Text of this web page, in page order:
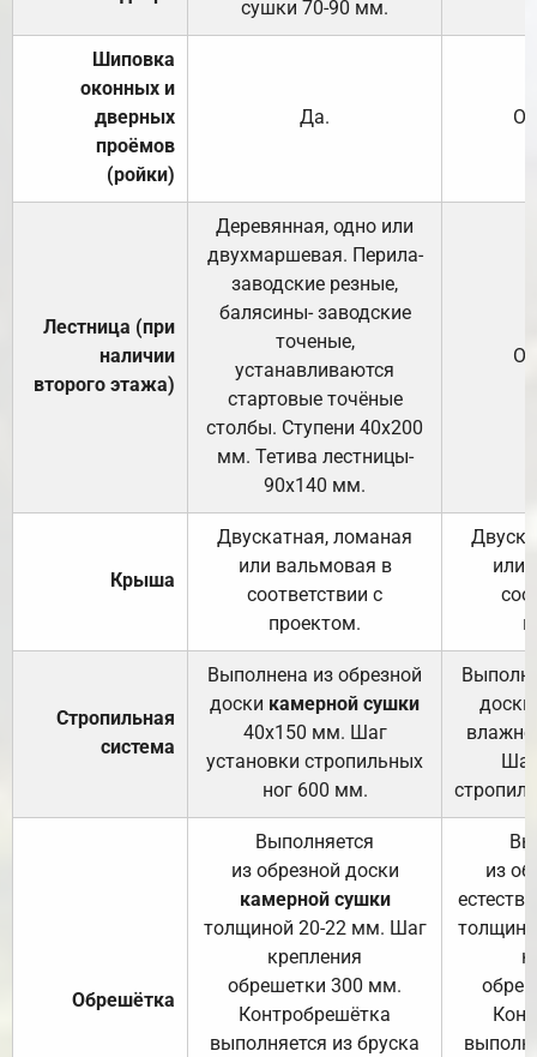
сушки 70-90 мм.
Шиповка
оконных и
дверных
проёмов
(ройки)
Да.
Лестница (при
наличии
второго этажа)
Деревянная, одно или
двухмаршевая. Перила-
заводские резные,
балясины- заводские
точеные,
устанавливаются
стартовые точёные
столбы. Ступени 40х200
мм. Тетива лестницы-
90х140 мм.
Крыша
Двускатная, ломаная
или вальмовая в
соответствии с
проектом.
или
Стропильная
система
Выполнена из обрезной
доски камерной сушки
40х150 мм. Шаг
установки стропильных
ног 600 мм.
доски
Обрешётка
Выполняется
из обрезной доски
камерной сушки
толщиной 20-22 мм. Шаг
крепления
обрешетки 300 мм.
Контробрешётка
выполняется из бруска
из